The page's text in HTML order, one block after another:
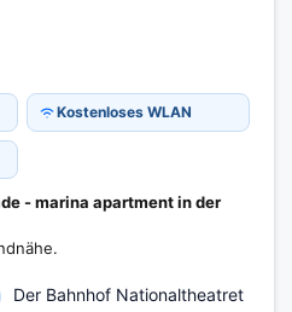
Kostenloses WLAN
- marina apartment in der
Der Bahnhof Nationaltheatret